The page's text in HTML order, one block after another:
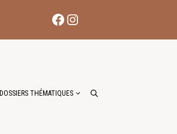
Facebook
Instagram
DOSSIERS THÉMATIQUES